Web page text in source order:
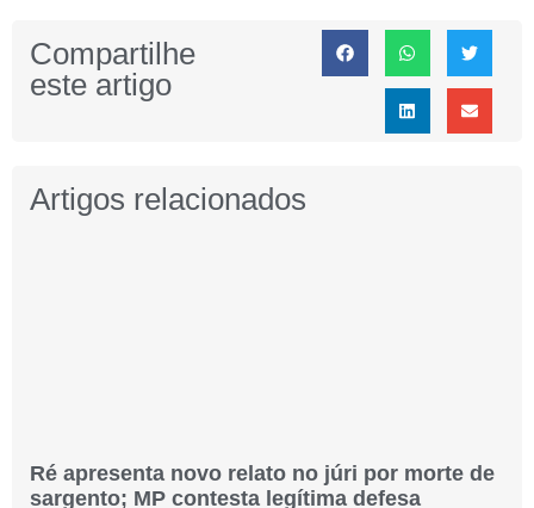
Compartilhe
este artigo
Artigos relacionados
Ré apresenta novo relato no júri por morte de
sargento; MP contesta legítima defesa